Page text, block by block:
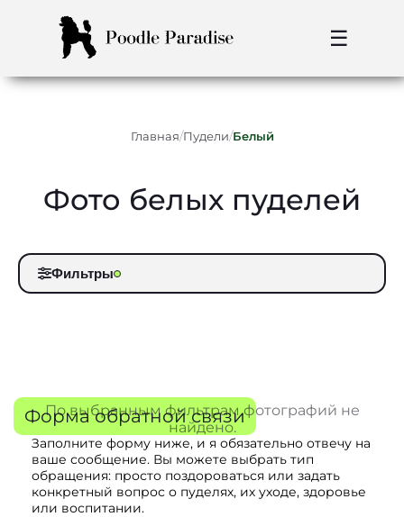
☰
Главная/Пудели/Белый
Фото белых пуделей
Фильтры
По выбранным фильтрам фотографий не
найдено.
Форма обратной связи
Заполните форму ниже, и я обязательно отвечу на
ваше сообщение. Вы можете выбрать тип
обращения: просто поздороваться или задать
конкретный вопрос о пуделях, их уходе, здоровье
или воспитании.